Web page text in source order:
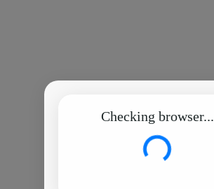
Checking browser...